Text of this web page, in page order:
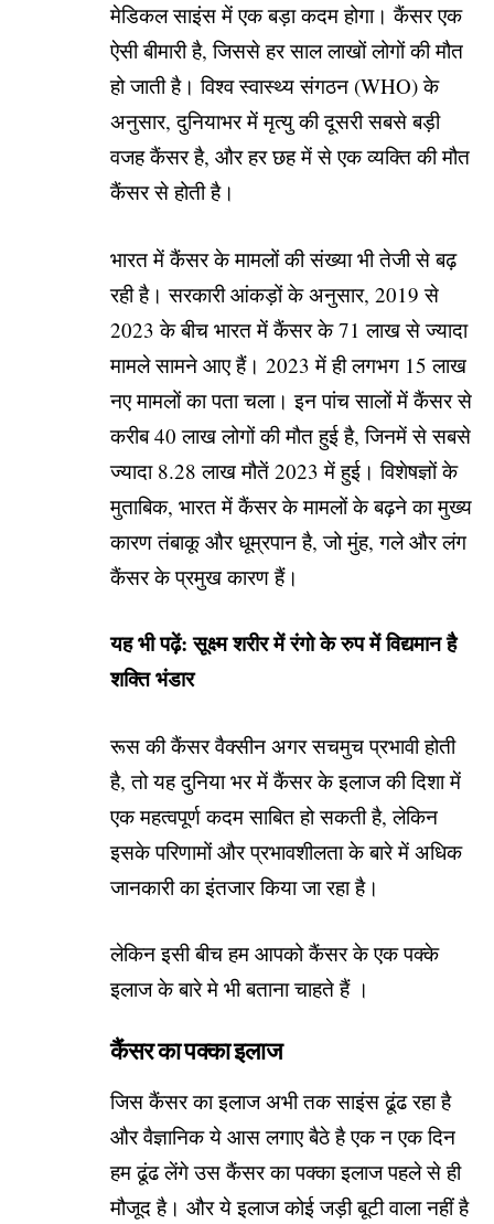
मेडिकल साइंस में एक बड़ा कदम होगा। कैंसर एक
ऐसी बीमारी है, जिससे हर साल लाखों लोगों की मौत
हो जाती है। विश्व स्वास्थ्य संगठन (WHO) के
अनुसार, दुनियाभर में मृत्यु की दूसरी सबसे बड़ी
वजह कैंसर है, और हर छह में से एक व्यक्ति की मौत
कैंसर से होती है।
भारत में कैंसर के मामलों की संख्या भी तेजी से बढ़
रही है। सरकारी आंकड़ों के अनुसार, 2019 से
2023 के बीच भारत में कैंसर के 71 लाख से ज्यादा
मामले सामने आए हैं। 2023 में ही लगभग 15 लाख
नए मामलों का पता चला। इन पांच सालों में कैंसर से
करीब 40 लाख लोगों की मौत हुई है, जिनमें से सबसे
ज्यादा 8.28 लाख मौतें 2023 में हुई। विशेषज्ञों के
मुताबिक, भारत में कैंसर के मामलों के बढ़ने का मुख्य
कारण तंबाकू और धूम्रपान है, जो मुंह, गले और लंग
कैंसर के प्रमुख कारण हैं।
यह भी पढ़ें:सूक्ष्म शरीर में रंगो के रुप में विद्यमान है
शक्ति भंडार
रूस की कैंसर वैक्सीन अगर सचमुच प्रभावी होती
है, तो यह दुनिया भर में कैंसर के इलाज की दिशा में
एक महत्वपूर्ण कदम साबित हो सकती है, लेकिन
इसके परिणामों और प्रभावशीलता के बारे में अधिक
जानकारी का इंतजार किया जा रहा है।
लेकिन इसी बीच हम आपको कैंसर के एक पक्के
इलाज के बारे मे भी बताना चाहते हैं ।
कैंसर का पक्का इलाज
जिस कैंसर का इलाज अभी तक साइंस ढूंढ रहा है
और वैज्ञानिक ये आस लगाए बैठे है एक न एक दिन
हम ढूंढ लेंगे उस कैंसर का पक्का इलाज पहले से ही
मौजूद है। और ये इलाज कोई जड़ी बूटी वाला नहीं है